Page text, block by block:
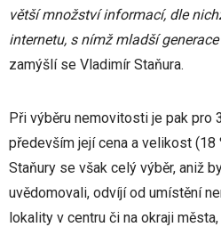
větší množství informací, dle
internetu, s nímž mladší
zamýšlí se Vladimír Staňura.
Při výběru nemovitosti je pak pro
především její cena a velikost (18
Staňury se však celý výběr, aniž
uvědomovali, odvíjí od umístění
lokality v centru či na okraji